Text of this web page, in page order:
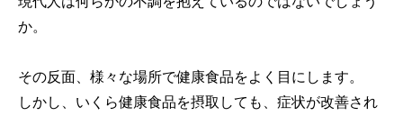
か。
その反面、様々な場所で健康食品をよく目にします。
しかし、いくら健康食品を摂取しても、症状が改善され